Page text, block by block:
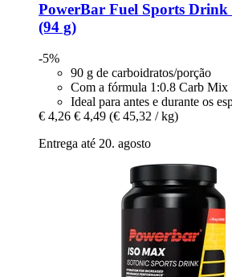
PowerBar Fuel Sports Drink
(94 g)
-5%
90 g de carboidratos/porção
Com a fórmula 1:0.8 Carb Mix
Ideal para antes e durante os
€ 4,26 € 4,49 (€ 45,32 / kg)
Entrega até 20. agosto